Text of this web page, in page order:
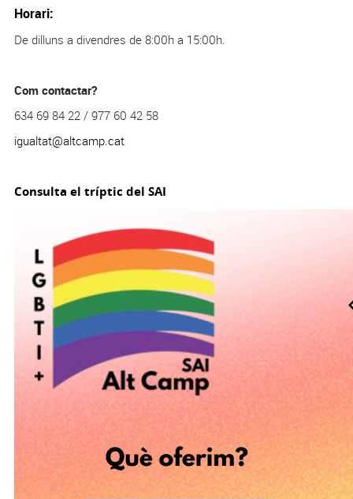
Horari:
De dilluns a divendres de 8:00h a 15:00h.
Com contactar?
634 69 84 22 / 977 60 42 58
igualtat@altcamp.cat
Consulta el tríptic del SAI